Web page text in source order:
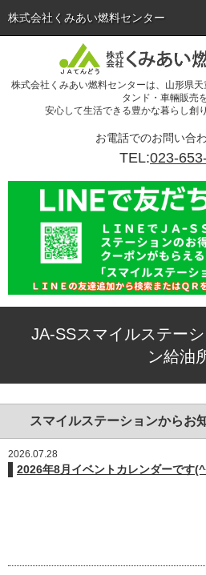
株式会社くみあい燃料センター
株式会社くみあい燃料センターは、山形県
タンド・車輛販売
安心して生活できる豊かな暮らし創
お電話でのお問い合
TEL:023-
MENU
ホーム
会社概要
ＬＰガス
スタッフブログ
農機車輛
JA-SSスマイルステー
ン給油
スマイルステーションからお
2026.07.28
2026年8月イベントカレンダーです